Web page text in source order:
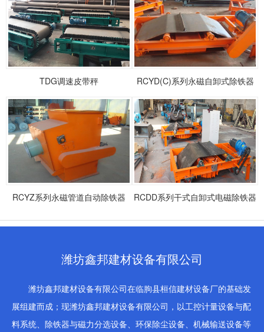
TDG调速皮带秤 RCYD(C)系列永磁自卸式除铁器
RCYZ系列永磁管道自动除铁器 RCDD系列干式自卸式电磁除铁器
潍坊鑫邦建材设备有限公司
潍坊鑫邦建材设备有限公司在临朐县桓信建材设备厂的基础发
展组建而成；现潍坊鑫邦建材设备有限公司，以工控计量设备与配
料系统、除铁器与磁力分选设备、环保除尘设备、机械输送设备等